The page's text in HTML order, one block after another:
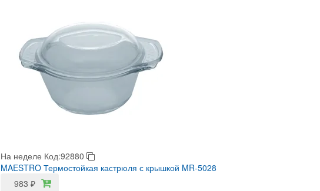
На неделе Код:92880
MAESTRO Термостойкая кастрюля с крышкой MR-5028
983 ₽